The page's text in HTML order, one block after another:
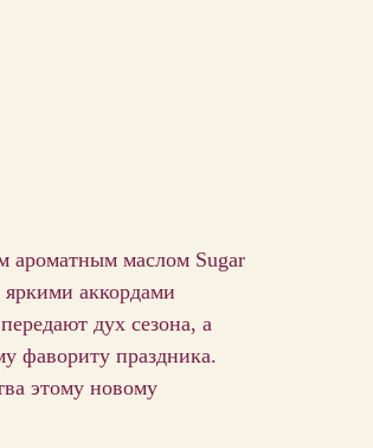
ароматным маслом Sugar
аккордами
дух сезона, а
фавориту праздника.
этому новому